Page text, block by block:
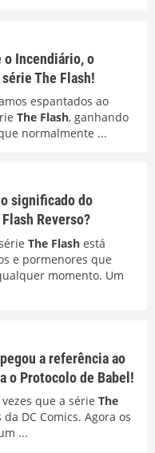
o Incendiário, o
The Flash!
espantados ao
The Flash, ganhando
normalmente ...
significado do
Reverso?
The Flash está
e pormenores que
momento. Um
a referência ao
o Protocolo de Babel!
que a série The
DC Comics. Agora os
...